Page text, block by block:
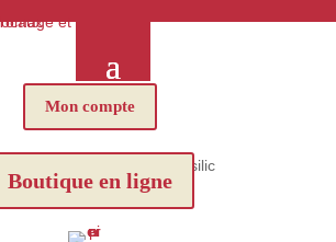
Mon compte
Boutique en ligne
Torsades nature/Basilic